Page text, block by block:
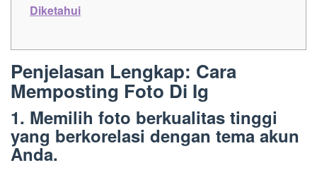
Diketahui
Penjelasan Lengkap: Cara
Memposting Foto Di Ig
1. Memilih foto berkualitas tinggi
yang berkorelasi dengan tema akun
Anda.